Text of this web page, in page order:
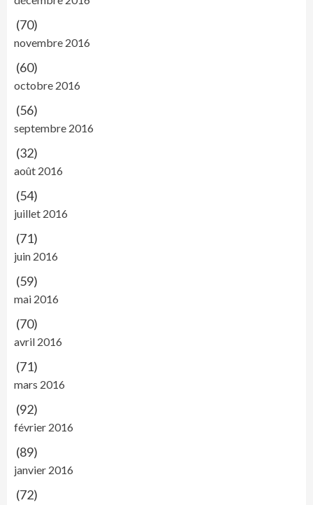
(70)
novembre 2016
(60)
octobre 2016
(56)
septembre 2016
(32)
août 2016
(54)
juillet 2016
(71)
juin 2016
(59)
mai 2016
(70)
avril 2016
(71)
mars 2016
(92)
février 2016
(89)
janvier 2016
(72)